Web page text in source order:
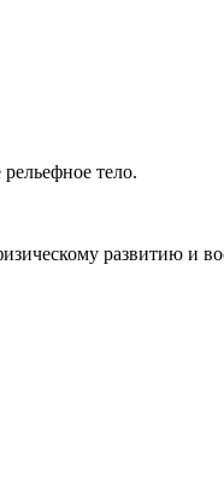
тело.
развитию и